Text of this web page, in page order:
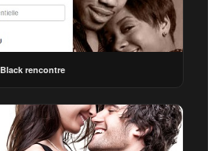
Black rencontre